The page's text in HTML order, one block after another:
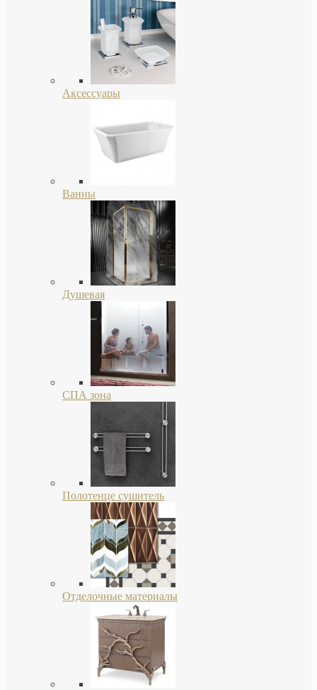
Аксессуары
Ванны
Душевая
СПА зона
Полотенце сушитель
Отделочные материалы